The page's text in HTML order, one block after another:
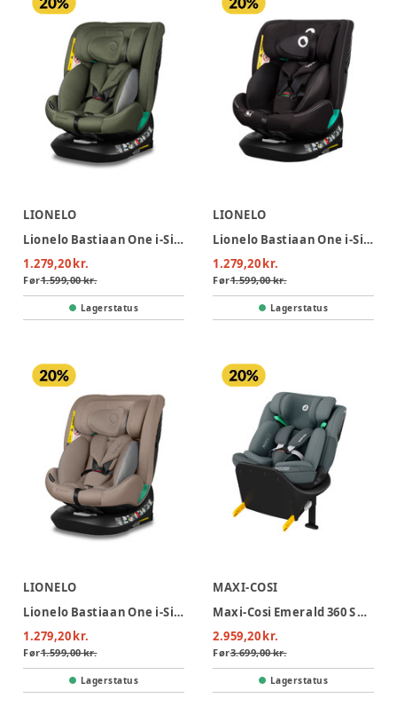
LIONELO
Lionelo Bastiaan One i-Size Autostol - Green Olive
1.279,20 kr.
Før1.599,00 kr.
Lagerstatus
LIONELO
Lionelo Bastiaan One i-Size Autostol - Black Carbon
1.279,20 kr.
Før1.599,00 kr.
Lagerstatus
LIONELO
Lionelo Bastiaan One i-Size Autostol - Beige Sand
1.279,20 kr.
Før1.599,00 kr.
Lagerstatus
MAXI-COSI
Maxi-Cosi Emerald 360 S Autostol - Tonal Graphite
2.959,20 kr.
Før3.699,00 kr.
Lagerstatus